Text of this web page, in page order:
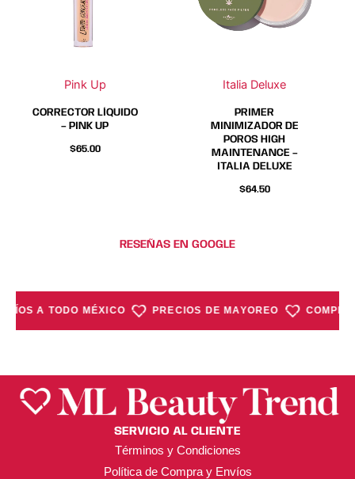
Pink Up
variantes.
Las
opciones
pueden
elegir
en
la
CORRECTOR LÍQUIDO
– PINK UP
$65.00
pueden
elegir
en
la
Italia Deluxe
PRIMER
MINIMIZADOR DE
POROS HIGH
MAINTENANCE –
ITALIA DELUXE
$64.50
RESEÑAS EN GOOGLE
A TODO MÉXICO PRECIOS DE MAYOREO
SERVICIO AL CLIENTE
Términos y Condiciones
Política de Compra y Envíos